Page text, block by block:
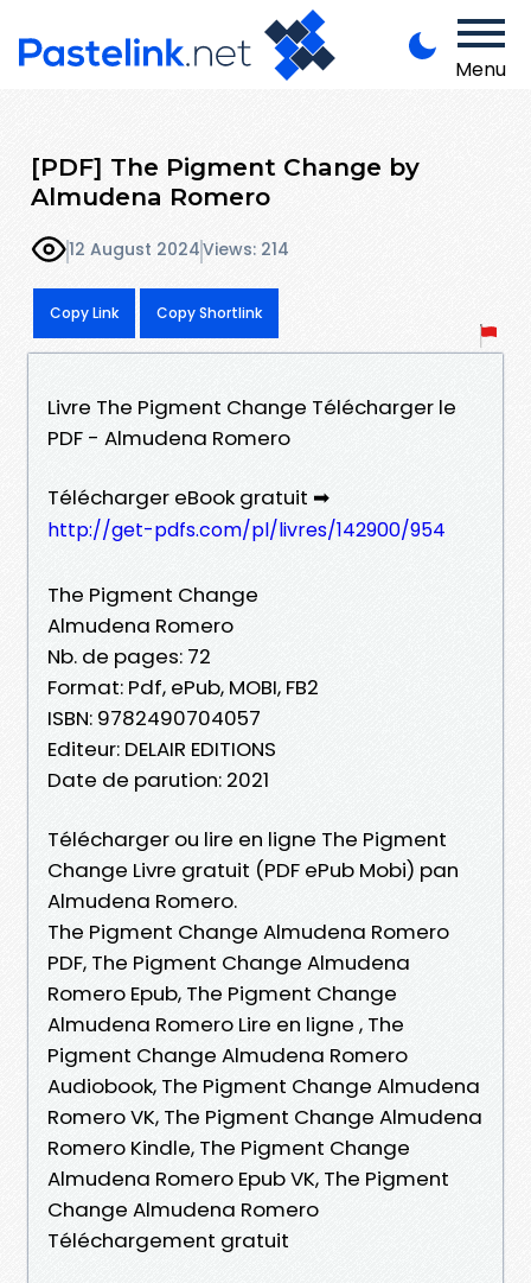
Menu
[PDF] The Pigment Change by
Almudena Romero
12 August 2024Views: 214
Copy Link Copy Shortlink
Livre The Pigment Change Télécharger le
PDF - Almudena Romero
Télécharger eBook gratuit ➡
http://get-pdfs.com/pl/livres/142900/954
The Pigment Change
Almudena Romero
Nb. de pages: 72
Format: Pdf, ePub, MOBI, FB2
ISBN: 9782490704057
Editeur: DELAIR EDITIONS
Date de parution: 2021
Télécharger ou lire en ligne The Pigment
Change Livre gratuit (PDF ePub Mobi) pan
Almudena Romero.
The Pigment Change Almudena Romero
PDF, The Pigment Change Almudena
Romero Epub, The Pigment Change
Almudena Romero Lire en ligne , The
Pigment Change Almudena Romero
Audiobook, The Pigment Change Almudena
Romero VK, The Pigment Change Almudena
Romero Kindle, The Pigment Change
Almudena Romero Epub VK, The Pigment
Change Almudena Romero
Téléchargement gratuit